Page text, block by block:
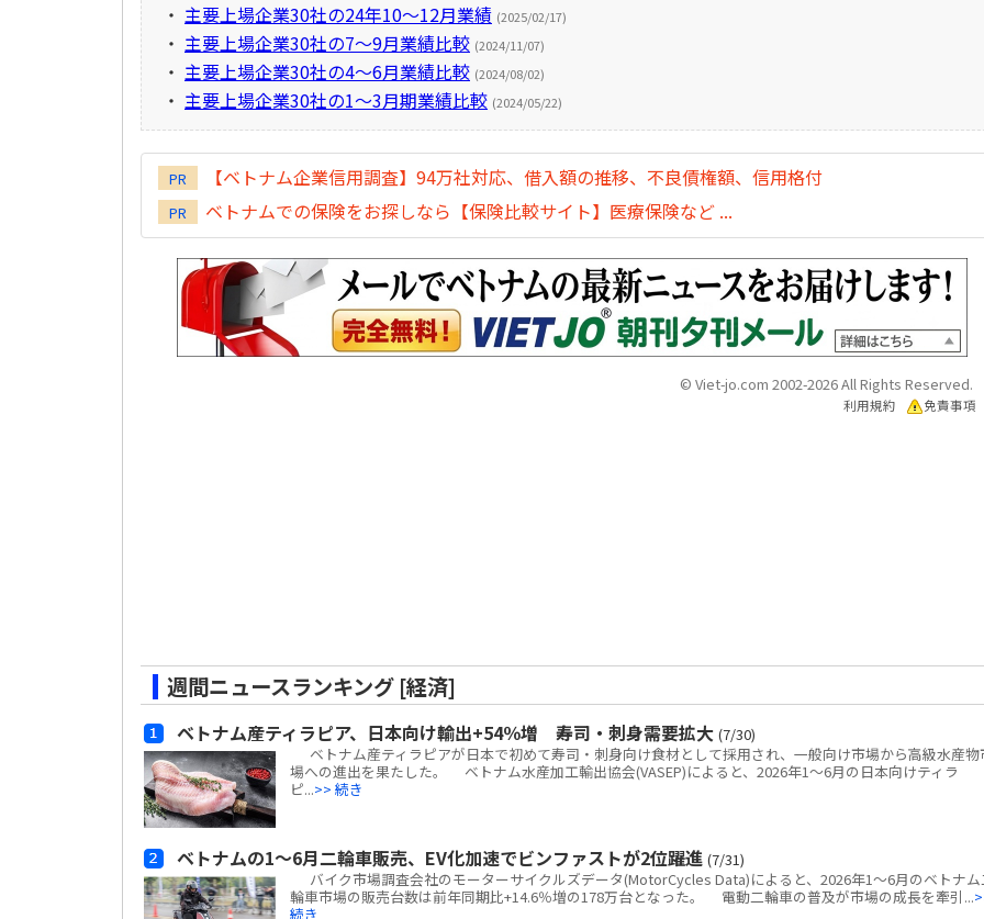
・ 主要上場企業30社の24年10～12月業績 (2025/02/17)
・ 主要上場企業30社の7～9月業績比較 (2024/11/07)
・ 主要上場企業30社の4～6月業績比較 (2024/08/02)
・ 主要上場企業30社の1～3月期業績比較 (2024/05/22)
PR 【ベトナム企業信用調査】94万社対応、借入額の推移、不良債権額、信用格付
PR ベトナムでの保険をお探しなら【保険比較サイト】医療保険など ...
© Viet-jo.com 2002-2026 All Rights Reserved.
利用規約 免責事項
週間ニュースランキング [経済]
ベトナム産ティラピア、日本向け輸出+54％増 寿司・刺身需要拡大 (7/30)
ベトナム産ティラピアが日本で初めて寿司・刺身向け食材として採用され、一般向け市場から高級水産物
場への進出を果たした。 ベトナム水産加工輸出協会(VASEP)によると、2026年1～6月の日本向けティラ
ピ...>> 続き
ベトナムの1～6月二輪車販売、EV化加速でビンファストが2位躍進 (7/31)
バイク市場調査会社のモーターサイクルズデータ(MotorCycles Data)によると、2026年1～6月のベトナム
輪車市場の販売台数は前年同期比+14.6％増の178万台となった。 電動二輪車の普及が市場の成長を牽引...
続き